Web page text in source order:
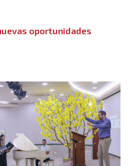
oportunidades